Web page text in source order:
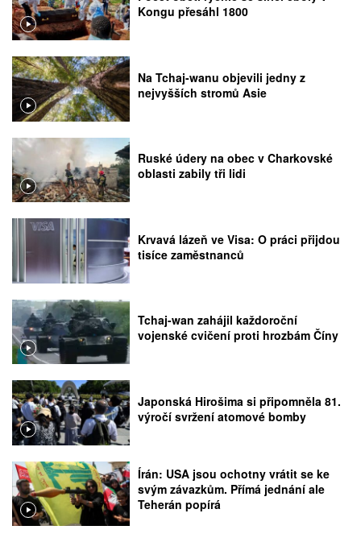
Kongu přesáhl 1800
Na Tchaj-wanu objevili jedny z
nejvyšších stromů Asie
Ruské údery na obec v Charkovské
oblasti zabily tři lidi
Krvavá lázeň ve Visa: O práci přijdou
tisíce zaměstnanců
Tchaj-wan zahájil každoroční
vojenské cvičení proti hrozbám Číny
Japonská Hirošima si připomněla 81.
výročí svržení atomové bomby
Írán: USA jsou ochotny vrátit se ke
svým závazkům. Přímá jednání ale
Teherán popírá